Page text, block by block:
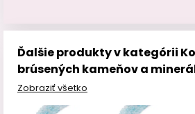
Ďalšie produkty v kategórii
brúsených kameňov a
Zobraziť všetko